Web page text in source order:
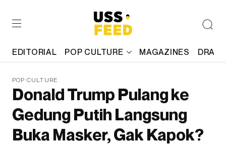
EDITORIAL POP CULTURE MAGAZINES
POP CULTURE
Donald Trump Pulang ke
Gedung Putih Langsung
Buka Masker, Gak Kapok?